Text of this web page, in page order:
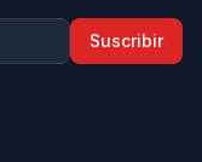
Suscribir